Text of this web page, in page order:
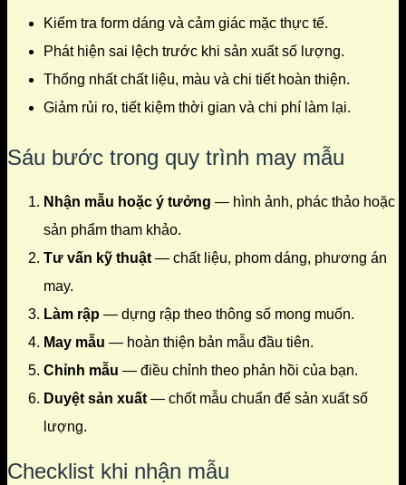
Kiểm tra form dáng và cảm giác mặc thực tế.
Phát hiện sai lệch trước khi sản xuất số lượng.
Thống nhất chất liệu, màu và chi tiết hoàn thiện.
Giảm rủi ro, tiết kiệm thời gian và chi phí làm lại.
Sáu bước trong quy trình may mẫu
Nhận mẫu hoặc ý tưởng — hình ảnh, phác thảo hoặc
sản phẩm tham khảo.
Tư vấn kỹ thuật— chất liệu, phom dáng, phương án
may.
Làm rập — dựng rập theo thông số mong muốn.
May mẫu — hoàn thiện bản mẫu đầu tiên.
Chỉnh mẫu — điều chỉnh theo phản hồi của bạn.
Duyệt sản xuất— chốt mẫu chuẩn để sản xuất số
lượng.
Checklist khi nhận mẫu